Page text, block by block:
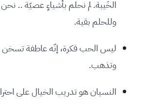
الخَيبة. لم نحلم بأشياءٍ عصيّة .. نحن
وللحلم بقية.
‏ليس الحب فكرة، إنّه عاطفة تسخن
وتذهب.
النسيان هو تدريب الخيال على